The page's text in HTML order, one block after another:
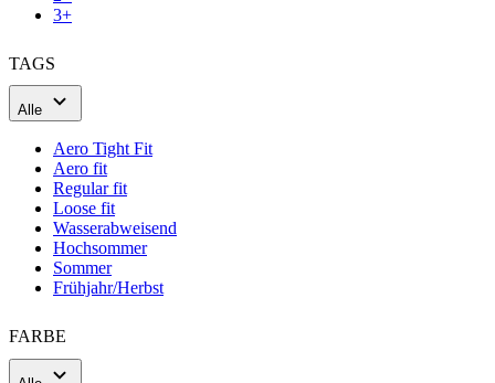
Alle
Aero Tight Fit
Aero fit
Regular fit
Hochsommer
Sommer
Frühjahr/Herbst
FARBE
Alle
Schwarz
Gelb
Orange